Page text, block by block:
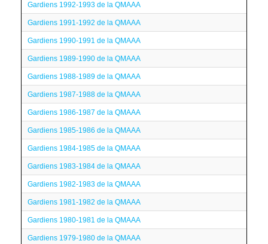
Gardiens 1992-1993 de la QMAAA
Gardiens 1991-1992 de la QMAAA
Gardiens 1990-1991 de la QMAAA
Gardiens 1989-1990 de la QMAAA
Gardiens 1988-1989 de la QMAAA
Gardiens 1987-1988 de la QMAAA
Gardiens 1986-1987 de la QMAAA
Gardiens 1985-1986 de la QMAAA
Gardiens 1984-1985 de la QMAAA
Gardiens 1983-1984 de la QMAAA
Gardiens 1982-1983 de la QMAAA
Gardiens 1981-1982 de la QMAAA
Gardiens 1980-1981 de la QMAAA
Gardiens 1979-1980 de la QMAAA